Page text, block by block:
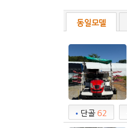
동일모델
• 단골 62